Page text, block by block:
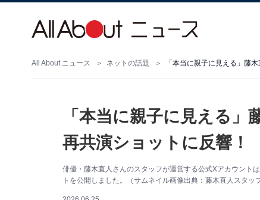
All About ニュース ネットの話題
「本当に親子に見える
再共演ショットに反響！
俳優・藤木直人さんのスタッフが運営する公式Xアカウント
トを公開しました。（サムネイル画像出典：藤木直人スタッ